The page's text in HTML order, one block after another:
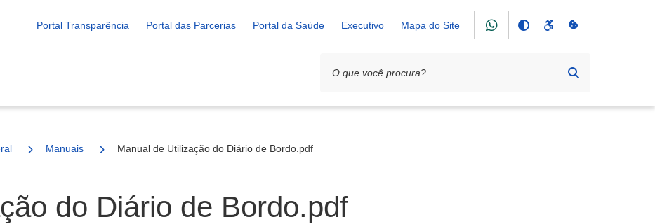
Portal Transparência Portal das Parcerias Portal da Saúde Executivo Mapa do Site
Manuais Manual de Utilização do Diário de Bordo.pdf
do Diário de Bordo.pdf